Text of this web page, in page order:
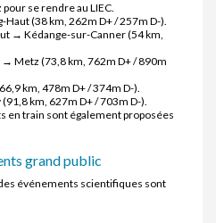
se rendre au LIEC.
(38 km, 262m D+ / 257m D-).
→ Kédange-sur-Canner (54 km,
Metz (73,8 km, 762m D+ / 890m
km, 478m D+ / 374m D-).
km, 627m D+ / 703m D-).
en train sont également proposées
grand public
événements scientifiques sont